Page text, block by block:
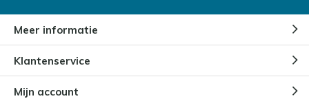
Meer informatie
Klantenservice
Mijn account